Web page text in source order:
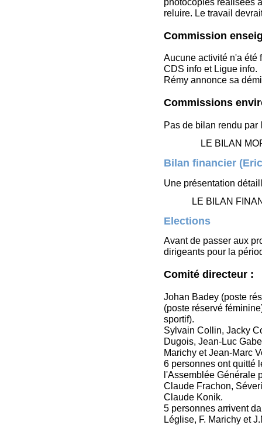
reluire. Le travail
Commission
Aucune activité n'a été
CDS info et Ligue info.
Rémy annonce sa
Commissions
Pas de bilan rendu
LE BILAN
Bilan financier
Une présentation
LE BILAN
Elections
Avant de passer aux
dirigeants pour la
Comité directeur :
Johan Badey (poste
(poste réservé
sportif).
Sylvain Collin, Jacky
Dugois, Jean-Luc
Marichy et Jean-Marc
6 personnes ont quitté
l'Assemblée Générale
Claude Frachon,
Claude Konik.
5 personnes arrivent
Léglise, F. Marichy et